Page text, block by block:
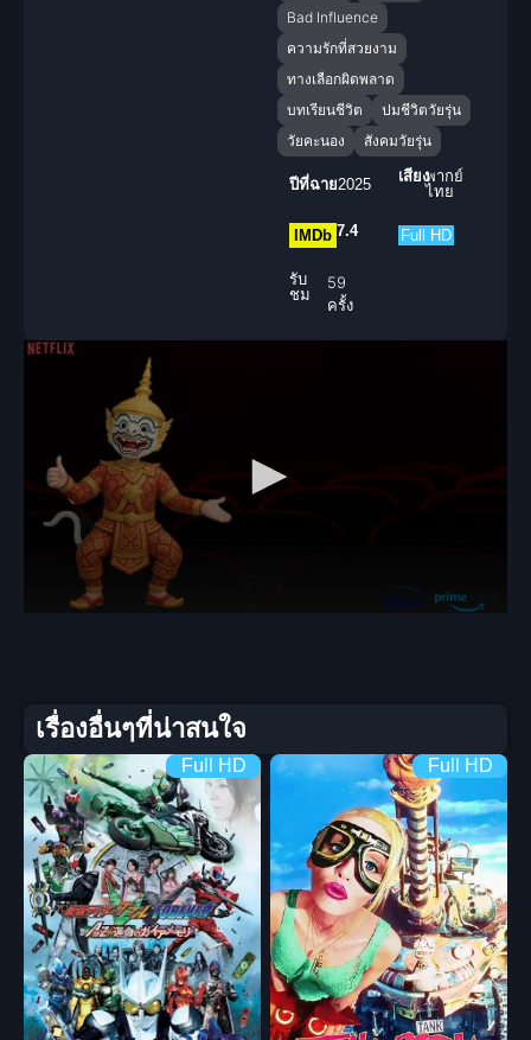
Bad Influence
ความรักที่สวยงาม
ทางเลือกผิดพลาด
บทเรียนชีวิต
ปมชีวิตวัยรุ่น
วัยคะนอง
สังคมวัยรุ่น
ปีที่ฉาย2025 เสียงพากย์
ไทย
IMDb 7.4 Full HD
รับ
ชม
59
ครั้ง
เรื่องอื่นๆที่น่าสนใจ
Full HD Full HD